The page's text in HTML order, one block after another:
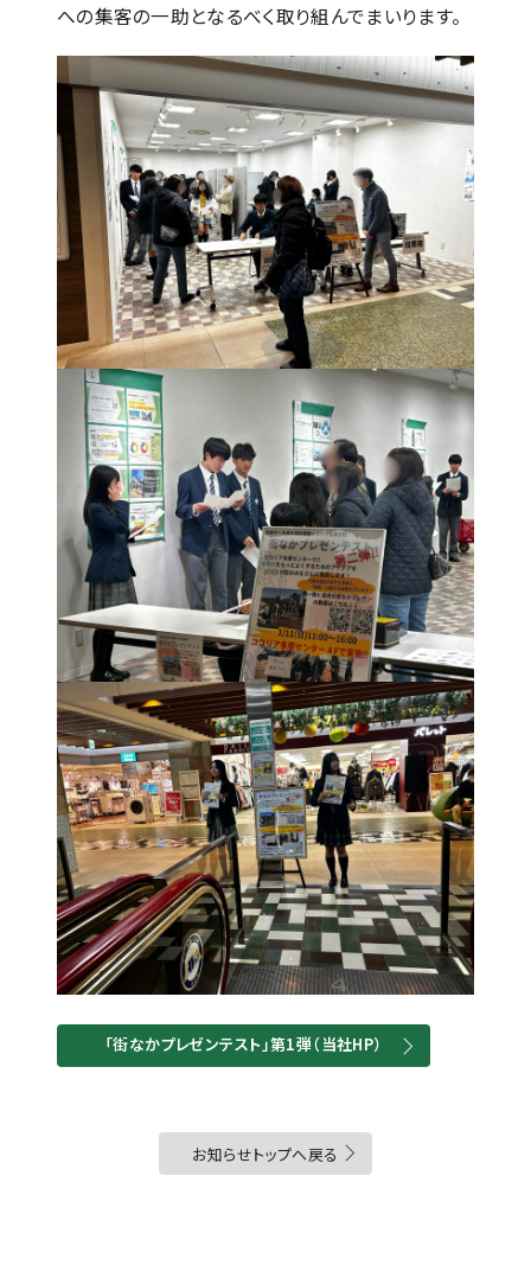
への集客の一助となるべく取り組んでまいります。
「街なかプレゼンテスト」第1弾（当社HP）
お知らせトップへ戻る